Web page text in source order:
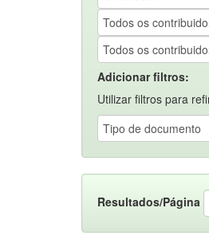
Adicionar filtros:
Utilizar filtros para
Resultados/Página